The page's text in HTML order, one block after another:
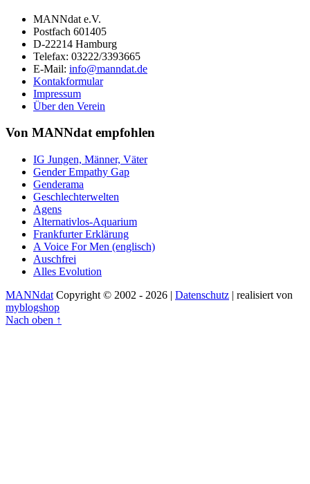
MANNdat e.V.
Postfach 601405
D-22214 Hamburg
Telefax: 03222/3393665
E-Mail: info@manndat.de
Kontakformular
Impressum
Über den Verein
Von MANNdat empfohlen
IG Jungen, Männer, Väter
Gender Empathy Gap
Genderama
Geschlechterwelten
Agens
Alternativlos-Aquarium
Frankfurter Erklärung
A Voice For Men (englisch)
Auschfrei
Alles Evolution
MANNdat Copyright © 2002 - 2026 | Datenschutz | realisiert von
myblogshop
Nach oben ↑